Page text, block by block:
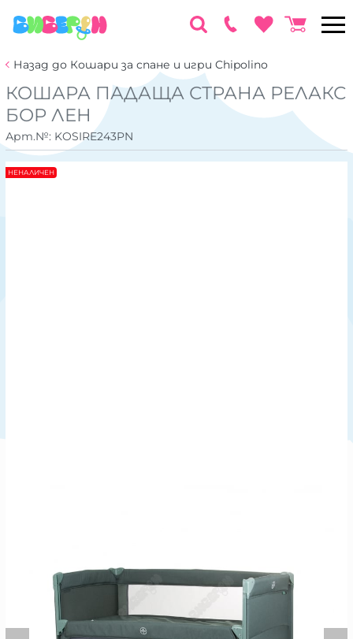
Назад до Кошари за спане и игри Chipolino
КОШАРА ПАДАЩА СТРАНА РЕЛАКС
БОР ЛЕН
Арт.№: KOSIRE243PN
НЕНАЛИЧЕН